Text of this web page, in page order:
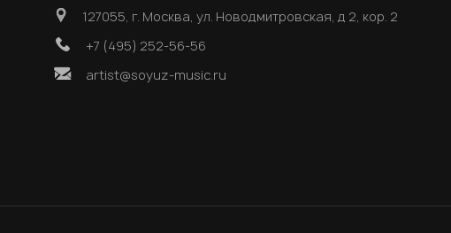
127055, г. Москва, ул. Новодмитровская, д 2, кор. 2
+7 (495) 252-56-56
artist@soyuz-music.ru